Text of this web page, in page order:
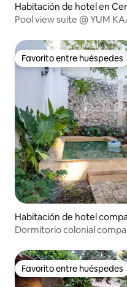
Habitación de hotel en
e Mérida
Pool view suite @ YUM
Favorito entre huéspedes
Favorito entre huéspedes
Habitación de hotel
la ciudad de Mérida
Dormitorio colonial
Favorito entre huéspedes
Favorito entre huéspedes